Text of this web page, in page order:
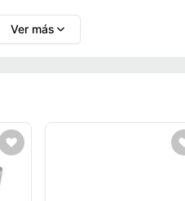
Ver más